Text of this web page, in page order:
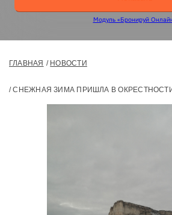
ГЛАВНАЯ НОВОСТИ
СНЕЖНАЯ ЗИМА ПРИШЛА В